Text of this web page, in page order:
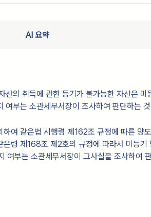
AI 요약
산의 취득에 관한 등기가 불가능한 자산은 미
여부는 소관세무서장이 조사하여 판단하는
여 같은법 시행령 제162조 규정에 따른 양
령 제168조 제2호의 규정에 따라서 미등기
여부는 소관세무서장이 그사실을 조사하여